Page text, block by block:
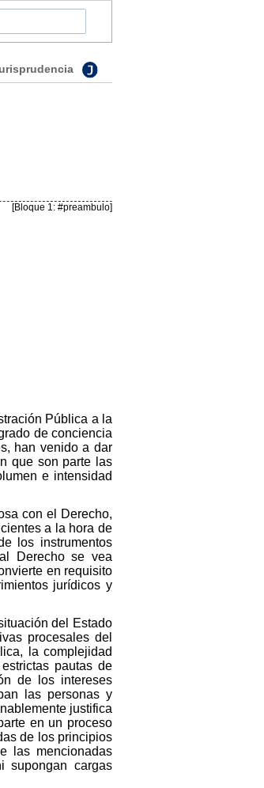
[Bloque 1: #preambulo]
Pública a la
de conciencia
han venido a dar
que son parte las
e intensidad
con el Derecho,
a la hora de
los instrumentos
Derecho se vea
en requisito
jurídicos y
del Estado
procesales del
la complejidad
pautas de
de los intereses
las personas y
justifica
en un proceso
de los principios
las mencionadas
supongan cargas